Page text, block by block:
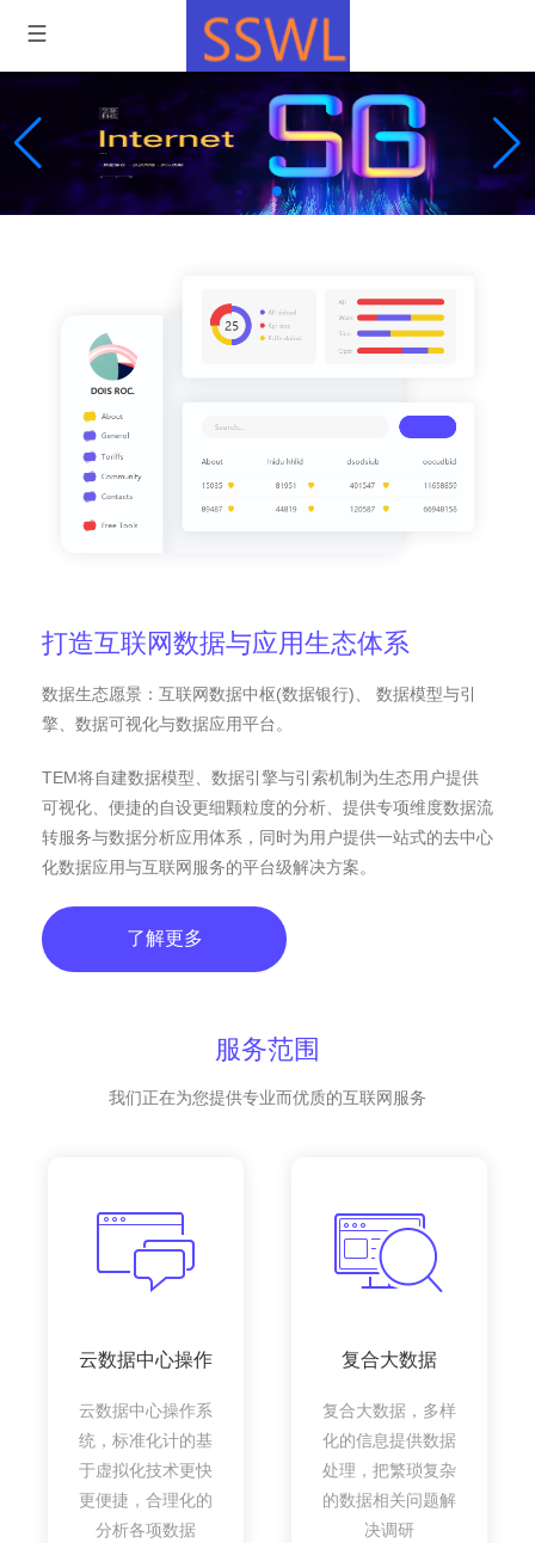
打造互联网数据与应用生态体系
数据生态愿景：互联网数据中枢(数据银行)、 数据模型与引
擎、数据可视化与数据应用平台。
TEM将自建数据模型、数据引擎与引索机制为生态用户提供
可视化、便捷的自设更细颗粒度的分析、提供专项维度数据流
转服务与数据分析应用体系，同时为用户提供一站式的去中心
化数据应用与互联网服务的平台级解决方案。
了解更多
服务范围
我们正在为您提供专业而优质的互联网服务
云数据中心操作
云数据中心操作系
统，标准化计的基
于虚拟化技术更快
更便捷，合理化的
分析各项数据
复合大数据
复合大数据，多样
化的信息提供数据
处理，把繁琐复杂
的数据相关问题解
决调研